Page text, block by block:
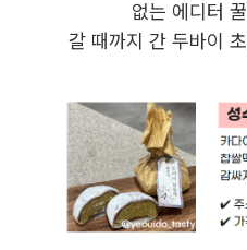
없는 에디터
갈 때까지 간 두바이